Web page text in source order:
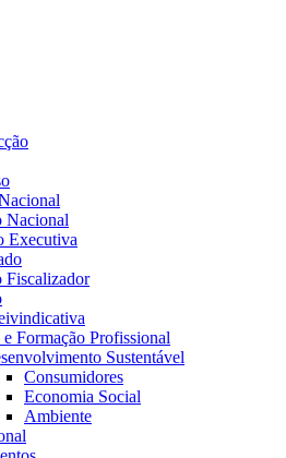
Nacional
Executiva
Fiscalizador
Formação Profissional
Sustentável
Consumidores
Economia Social
Ambiente